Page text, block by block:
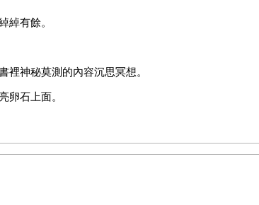
綽有餘。
裡神秘莫測的內容沉思冥想。
卵石上面。
所有的正人君子冷落。所以，大家都和睦相處。
呢？